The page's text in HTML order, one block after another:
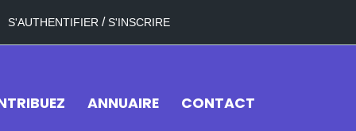
S'AUTHENTIFIER /S'INSCRIRE
ANNUAIRE CONTACT